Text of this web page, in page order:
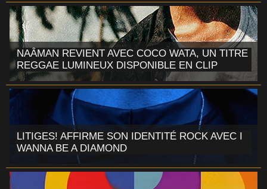
NAÂMAN REVIENT AVEC COCO WATA, UN TITRE
REGGAE LUMINEUX DISPONIBLE EN CLIP
LITIGES! AFFIRME SON IDENTITÉ ROCK AVEC I
WANNA BE A DIAMOND